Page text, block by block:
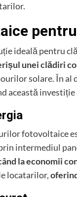
ideală pentru
unei clădiri
solare. În al
această
fotovoltaice
intermediul
la economii
locatarilor,